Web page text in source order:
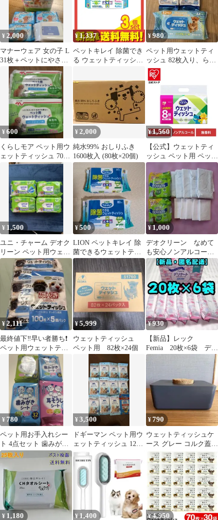
¥ 2,000
マナーウェア 女の子 L
31枚＋ペットにやさし
いウェットティッシュ
4パック
¥1,337
ペットキレイ 除菌でき
る ウェットティッシュ
¥980
ペット用ウェットティ
ッシュ 82枚入り、らく
らく歯磨きシート30枚
入り×2
¥600
くらしモア ペット用ウ
ェットティッシュ 70枚
入 2個セット
¥ 2,000
純水99% おしりふき
1600枚入 (80枚×20個)
¥1,560
【公式】ウェットティ
ッシュ ペット用 ペット
640枚 掃除 ウエットテ
ィッシュ アイリスオー
ヤマ DPWT-8P 80枚×8
パック
¥ 1,500
ユニ・チャーム デオク
リーン ペット用ウェッ
トティッシュ つめかえ
¥500
LION ペットキレイ 除
菌できるウェットティ
ッシュ 80枚入 ２個
¥1,000
デオクリーン なめて
も安心ノンアルコール
除菌ウェットティッシ
ュ 詰め替え用
¥2,111
最終値下‼️早い者勝ち❗️
ペット用ウェットティ
ッシュ 5個パック
¥5,999
ウェットティッシュ
ペット用 82枚×24個
¥930
【新品】レック
Femia 20枚×6袋 デリ
ケート ウェットシー
¥ 780
ペット用お手入れシー
ト 4点セット 歯みがき
耳そうじ 目やに
¥3,500
ドギーマン ペット用ウ
ェットティッシュ 12個
まとめ売り
¥790
ウェットティッシュケ
ース グレー コルク蓋
sarasa design b2c
¥ 1,180 ¥ 1,400 ¥4,950